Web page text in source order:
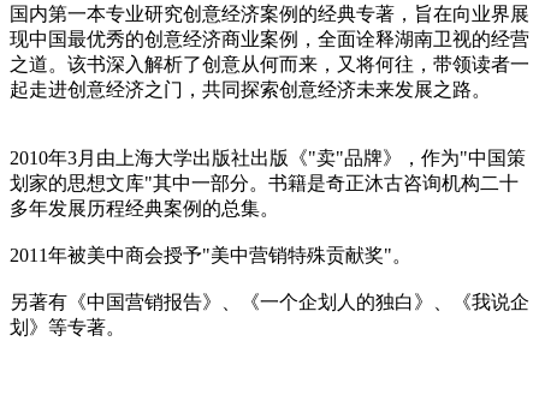
国内第一本专业研究创意经济案例的经典专著，旨在向业界展
现中国最优秀的创意经济商业案例，全面诠释湖南卫视的经营
之道。该书深入解析了创意从何而来，又将何往，带领读者一
起走进创意经济之门，共同探索创意经济未来发展之路。
2010年3月由上海大学出版社出版《"卖"品牌》，作为"中国策
划家的思想文库"其中一部分。书籍是奇正沐古咨询机构二十
多年发展历程经典案例的总集。
2011年被美中商会授予"美中营销特殊贡献奖"。
另著有《中国营销报告》、《一个企划人的独白》、《我说企
划》等专著。